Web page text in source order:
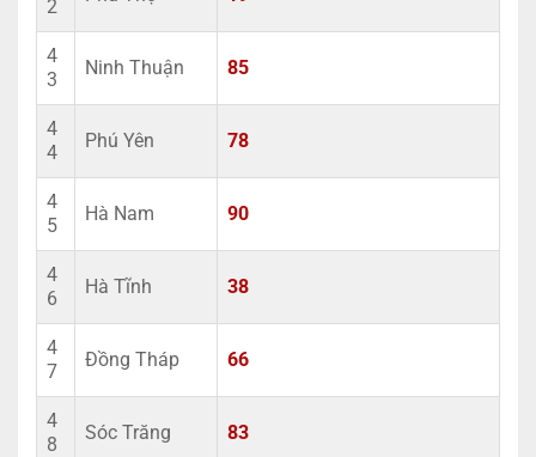
2
4
3
Ninh Thuận 85
4
4
Phú Yên 78
4
5
Hà Nam 90
4
6
Hà Tĩnh 38
4
7
Đồng Tháp 66
4
8
Sóc Trăng 83